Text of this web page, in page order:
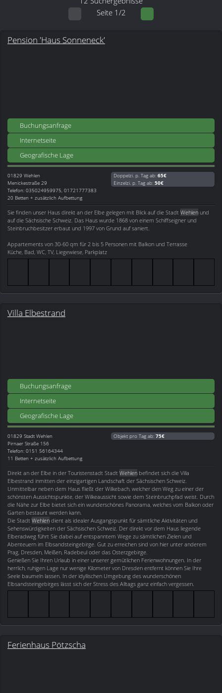
Seite 1/2
Pension 'Haus Sonneneck'
Buchungsanfrage
Internetseite
Geografische Lage
01829 Wehlen
Menickestraße 29
Telefon: 035024959975, 01721777383
20 Betten + zusätzlich Aufbettung
Doppelzi. p. Tag ab: 65€
Einzelzi. p. Tag ab: 50€
Sie finden unser Haus direkt an der Elbe gelegen mit Blick auf die Stadt Wehlen und
auf die Sächsische Schweiz. Das Haus wurde 1868 von einem Schiffseigner und
Steinbruchbesitzer erbaut und 1997 von Grund auf saniert.
Appartements von 30-60 qm für 2 bis 5 Personen mit Balkon und Terrasse
Küche, Bad, WC, TV, Liegewiese, Parkplatz
Villa Elbestrand
Buchungsanfrage
Internetseite
Geografische Lage
01829 Stadt Wehlen
Pirnaer Straße 156
Telefon: 0151 56164344
11 Betten + zusätzlich Aufbettung
Objekt pro Tag ab: 75€
Direkt an der Elbe in der Touristenstadt Stadt Wehlen befindet sich die Villa
Elbestrand inmitten der einzigartigen Landschaft der Sächsischen Schweiz.
Unmittelbar neben dem Haus fließt der Wilkebach, welcher den Weg zu einer der
schönsten Aussichtspunkte, der Wilkeaussicht sowie dem Steinbruchpfad weist. Durch
die Nähe zur Elbe bietet sich ein wunderschönes Panorama, welches vom Balkon oder
Garten bestaunt werden kann.
Die Stadt Wehlen dient als idealer Ausgangspunkt für sämtliche Aktivitäten und
Sehenswürdigkeiten der Sächsischen Schweiz. Der direkt vor dem Haus liegende
Elberadweg führt Sie dabei auf entspanntem Wege zu sämtlichen Zielen und
Abenteuern im Elbsandsteingebirge. Gut zu erreichen sind von hier unter anderem
Prag, Dresden, Meißen, Radebeul oder das Osterzgebirge.
Genießen Sie Ihren Urlaub in einer unserer gemütlichen Ferienwohnungen. In der
herrlich, ruhigen Lage nur wenige Kilometer von Dresden entfernt können Sie Ihre
Seele baumeln lassen. In der idyllischen Umgebung des wunderschönen
Elbsandsteingebirges lässt sich der Stress des Alltags ganz einfach vergessen.
Ferienhaus Pötzscha